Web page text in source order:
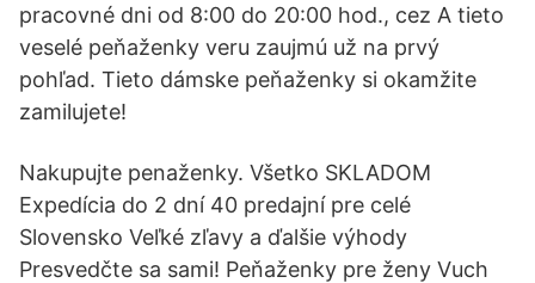
pracovné dni od 8:00 do 20:00 hod., cez A tieto
veselé peňaženky veru zaujmú už na prvý
pohľad. Tieto dámske peňaženky si okamžite
zamilujete!
Nakupujte penaženky. Všetko SKLADOM
Expedícia do 2 dní 40 predajní pre celé
Slovensko Veľké zľavy a ďalšie výhody
Presvedčte sa sami! Peňaženky pre ženy Vuch